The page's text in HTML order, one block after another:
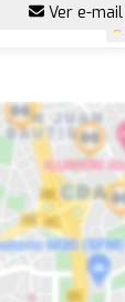
Ver e-mail